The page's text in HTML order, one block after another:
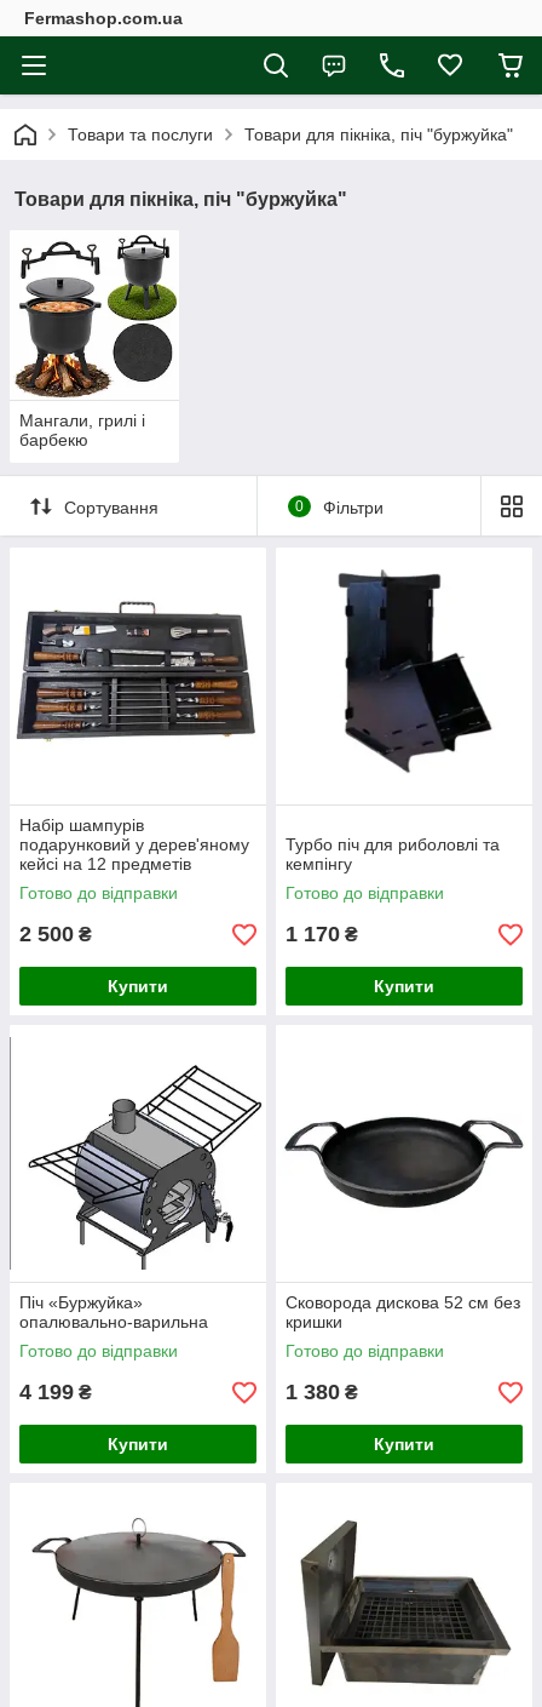
Fermashop.com.ua
Товари та послуги Товари для пікніка, піч "буржуйка"
Товари для пікніка, піч "буржуйка"
Мангали, грилі і
барбекю
Сортування 0 Фільтри
Набір шампурів
подарунковий у дерев'яному
кейсі на 12 предметів
Готово до відправки
2 500 ₴
Купити
Турбо піч для риболовлі та
кемпінгу
Готово до відправки
1 170 ₴
Купити
Піч «Буржуйка»
опалювально-варильна
Готово до відправки
4 199 ₴
Купити
Сковорода дискова 52 см без
кришки
Готово до відправки
1 380 ₴
Купити